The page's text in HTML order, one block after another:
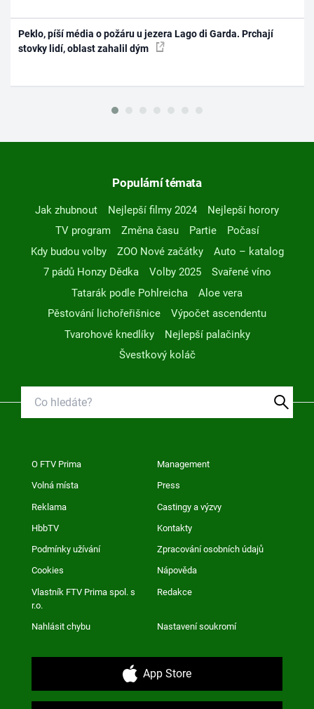
Peklo, píší média o požáru u jezera Lago di Garda. Prchají
stovky lidí, oblast zahalil dým
Populární témata
Jak zhubnout Nejlepší filmy 2024
Nejlepší horory
TV program
Změna času Partie
Počasí
Kdy budou volby
ZOO Nové začátky
Auto – katalog
7 pádů Honzy Dědka
Volby 2025
Svařené víno
Tatarák podle Pohlreicha
Aloe vera
Pěstování lichořeřišnice
Výpočet ascendentu
Tvarohové knedlíky
Nejlepší palačinky
Švestkový koláč
O FTV Prima Management
Volná místa Press
Reklama Castingy a výzvy
HbbTV Kontakty
Podmínky užívání Zpracování osobních údajů
Cookies Nápověda
Vlastník FTV Prima spol. s
r.o.
Redakce
Nahlásit chybu Nastavení soukromí
App Store